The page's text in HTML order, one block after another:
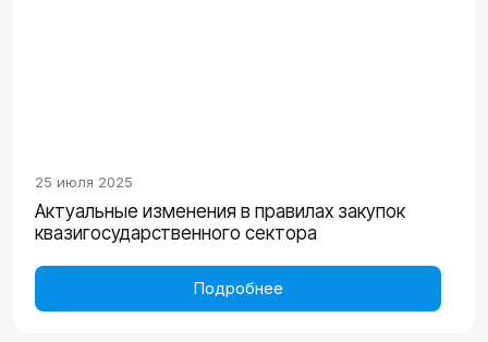
25 июля 2025
Актуальные изменения в правилах закупок
квазигосударственного сектора
Подробнее